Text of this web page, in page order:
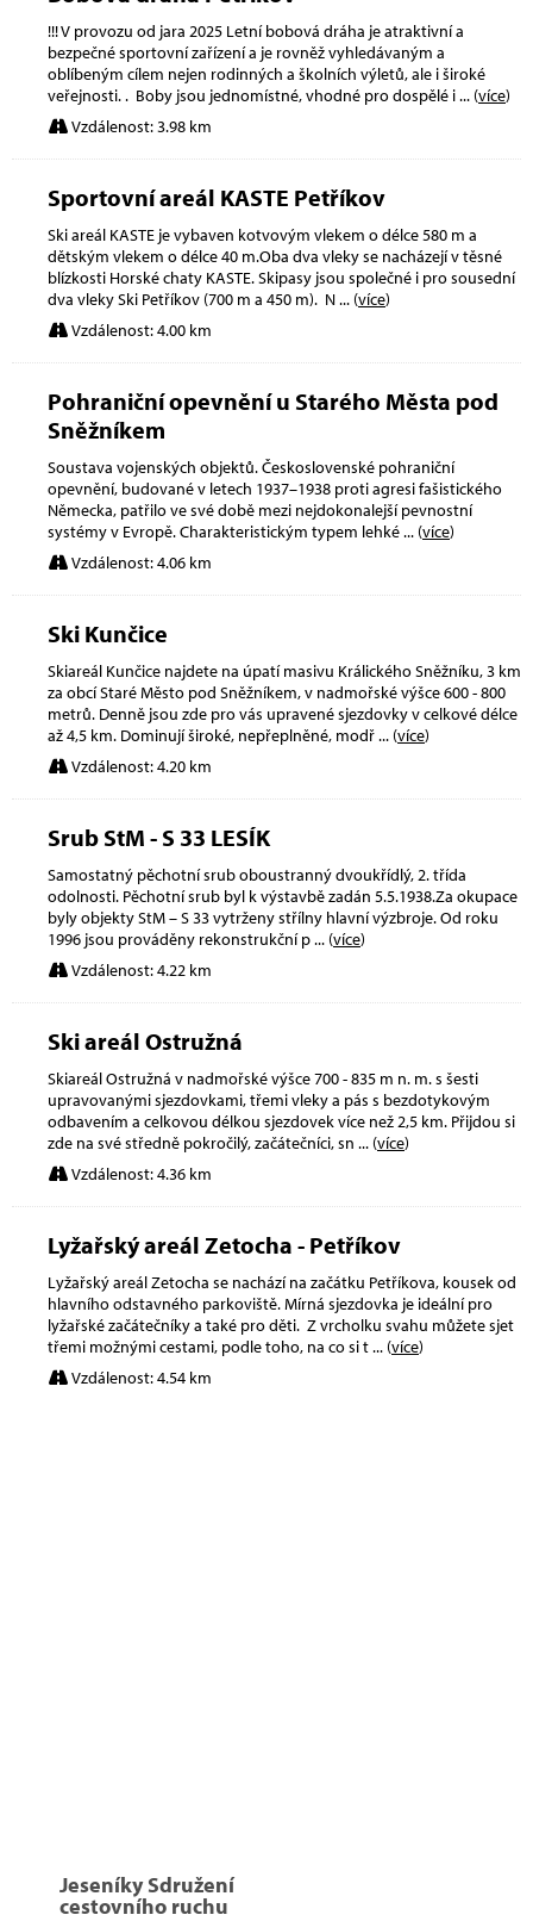
!!! V provozu od jara 2025 Letní bobová dráha je atraktivní a
bezpečné sportovní zařízení a je rovněž vyhledávaným a
oblíbeným cílem nejen rodinných a školních výletů, ale i široké
veřejnosti. . Boby jsou jednomístné, vhodné pro dospělé i... (více)
Vzdálenost: 3.98 km
Sportovní areál KASTE Petříkov
Ski areál KASTE je vybaven kotvovým vlekem o délce 580 m a
dětským vlekem o délce 40 m.Oba dva vleky se nacházejí v těsné
blízkosti Horské chaty KASTE. Skipasy jsou společné i pro sousední
dva vleky Ski Petříkov (700 m a 450 m). N... (více)
Vzdálenost: 4.00 km
Pohraniční opevnění u Starého Města pod
Sněžníkem
Soustava vojenských objektů. Československé pohraniční
opevnění, budované v letech 1937–1938 proti agresi fašistického
Německa, patřilo ve své době mezi nejdokonalejší pevnostní
systémy v Evropě. Charakteristickým typem lehké... (více)
Vzdálenost: 4.06 km
Ski Kunčice
Skiareál Kunčice najdete na úpatí masivu Králického Sněžníku, 3 km
za obcí Staré Město pod Sněžníkem, v nadmořské výšce 600 - 800
metrů. Denně jsou zde pro vás upravené sjezdovky v celkové délce
až 4,5 km. Dominují široké, nepřeplněné, modř... (více)
Vzdálenost: 4.20 km
Srub StM - S 33 LESÍK
Samostatný pěchotní srub oboustranný dvoukřídlý, 2. třída
odolnosti. Pěchotní srub byl k výstavbě zadán 5.5.1938.Za okupace
byly objekty StM – S 33 vytrženy střílny hlavní výzbroje. Od roku
1996 jsou prováděny rekonstrukční p... (více)
Vzdálenost: 4.22 km
Ski areál Ostružná
Skiareál Ostružná v nadmořské výšce 700 - 835 m n. m. s šesti
upravovanými sjezdovkami, třemi vleky a pás s bezdotykovým
odbavením a celkovou délkou sjezdovek více než 2,5 km. Přijdou si
zde na své středně pokročilý, začátečníci, sn ... (více)
Vzdálenost: 4.36 km
Lyžařský areál Zetocha - Petříkov
Lyžařský areál Zetocha se nachází na začátku Petříkova, kousek od
hlavního odstavného parkoviště. Mírná sjezdovka je ideální pro
lyžařské začátečníky a také pro děti. Z vrcholku svahu můžete sjet
třemi možnými cestami, podle toho, na co si t... (více)
Vzdálenost: 4.54 km
Jeseníky Sdružení
cestovního ruchu